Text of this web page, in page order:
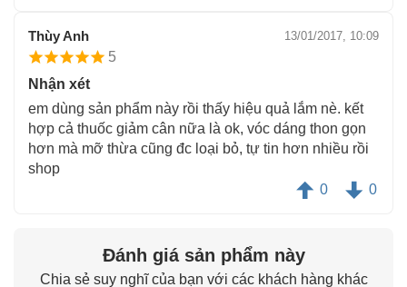
Thùy Anh 13/01/2017, 10:09
5
Nhận xét
em dùng sản phẩm này rồi thấy hiệu quả lắm nè. kết
hợp cả thuốc giảm cân nữa là ok, vóc dáng thon gọn
hơn mà mỡ thừa cũng đc loại bỏ, tự tin hơn nhiều rồi
shop
0
0
Đánh giá sản phẩm này
Chia sẻ suy nghĩ của bạn với các khách hàng khác